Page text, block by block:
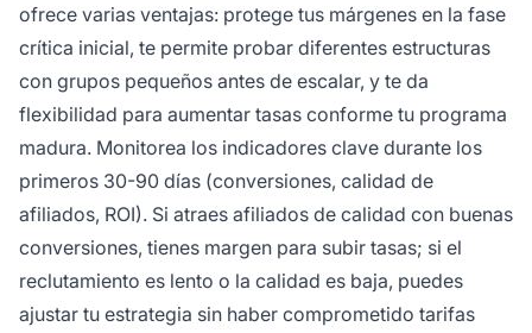
ofrece varias ventajas: protege tus márgenes en la fase
crítica inicial, te permite probar diferentes estructuras
con grupos pequeños antes de escalar, y te da
flexibilidad para aumentar tasas conforme tu programa
madura. Monitorea los indicadores clave durante los
primeros 30-90 días (conversiones, calidad de
afiliados, ROI). Si atraes afiliados de calidad con buenas
conversiones, tienes margen para subir tasas; si el
reclutamiento es lento o la calidad es baja, puedes
ajustar tu estrategia sin haber comprometido tarifas